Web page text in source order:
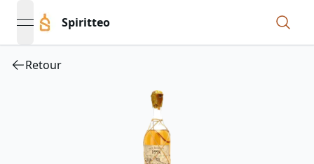
open navigation menu
Spiritteo
Retour